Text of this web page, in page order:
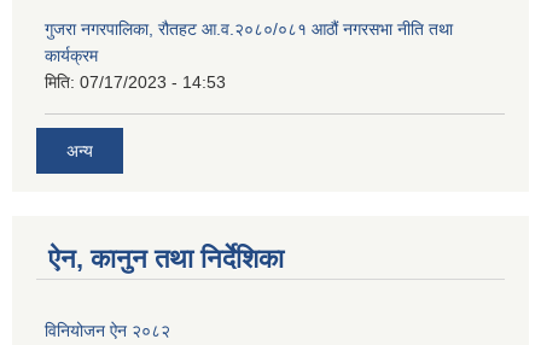
गुजरा नगरपालिका, रौतहट आ.व.२०८०/०८१ आठौं नगरसभा नीति तथा
कार्यक्रम
मिति: 07/17/2023 - 14:53
अन्य
ऐन, कानुन तथा निर्देशिका
विनियोजन ऐन २०८२